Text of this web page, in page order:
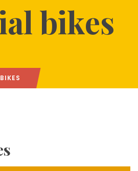
bikes